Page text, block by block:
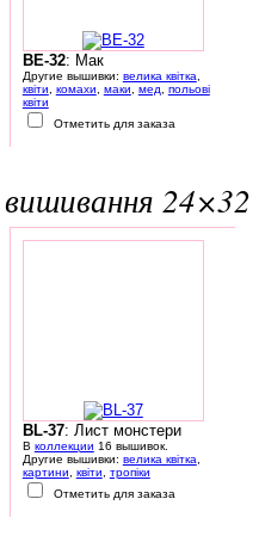
BE-32: Мак
Другие вышивки: велика квітка
квіти
комахи маки мед
польові
квіти
Отметить для заказа
вишивання 24×32
BL-37: Лист монстери
В коллекции 16 вышивок.
Другие вышивки: велика квітка
картини
квіти
тропіки
Отметить для заказа